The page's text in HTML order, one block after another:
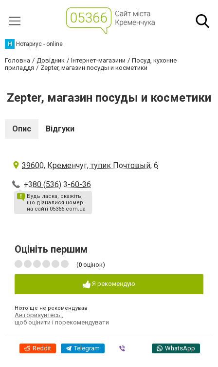
Н Нотариус - online
Головна Довідник Інтернет-магазини
Посуд, кухонне
приладдя
Zepter, магазин посуды и косметики
Zepter, магазин посуды и косметики
Опис Відгуки
39600, Кременчуг, тупик Почтовый, 6
+380 (536) 3-60-36
Будь ласка, скажіть,
що дізналися номер
на сайті 05366.com.ua
Оцініть першим
(0 оцінок)
Я рекомендую
Ніхто ще не рекомендував
Авторизуйтесь
щоб оцінити і порекомендувати
Reddit Telegram WhatsApp